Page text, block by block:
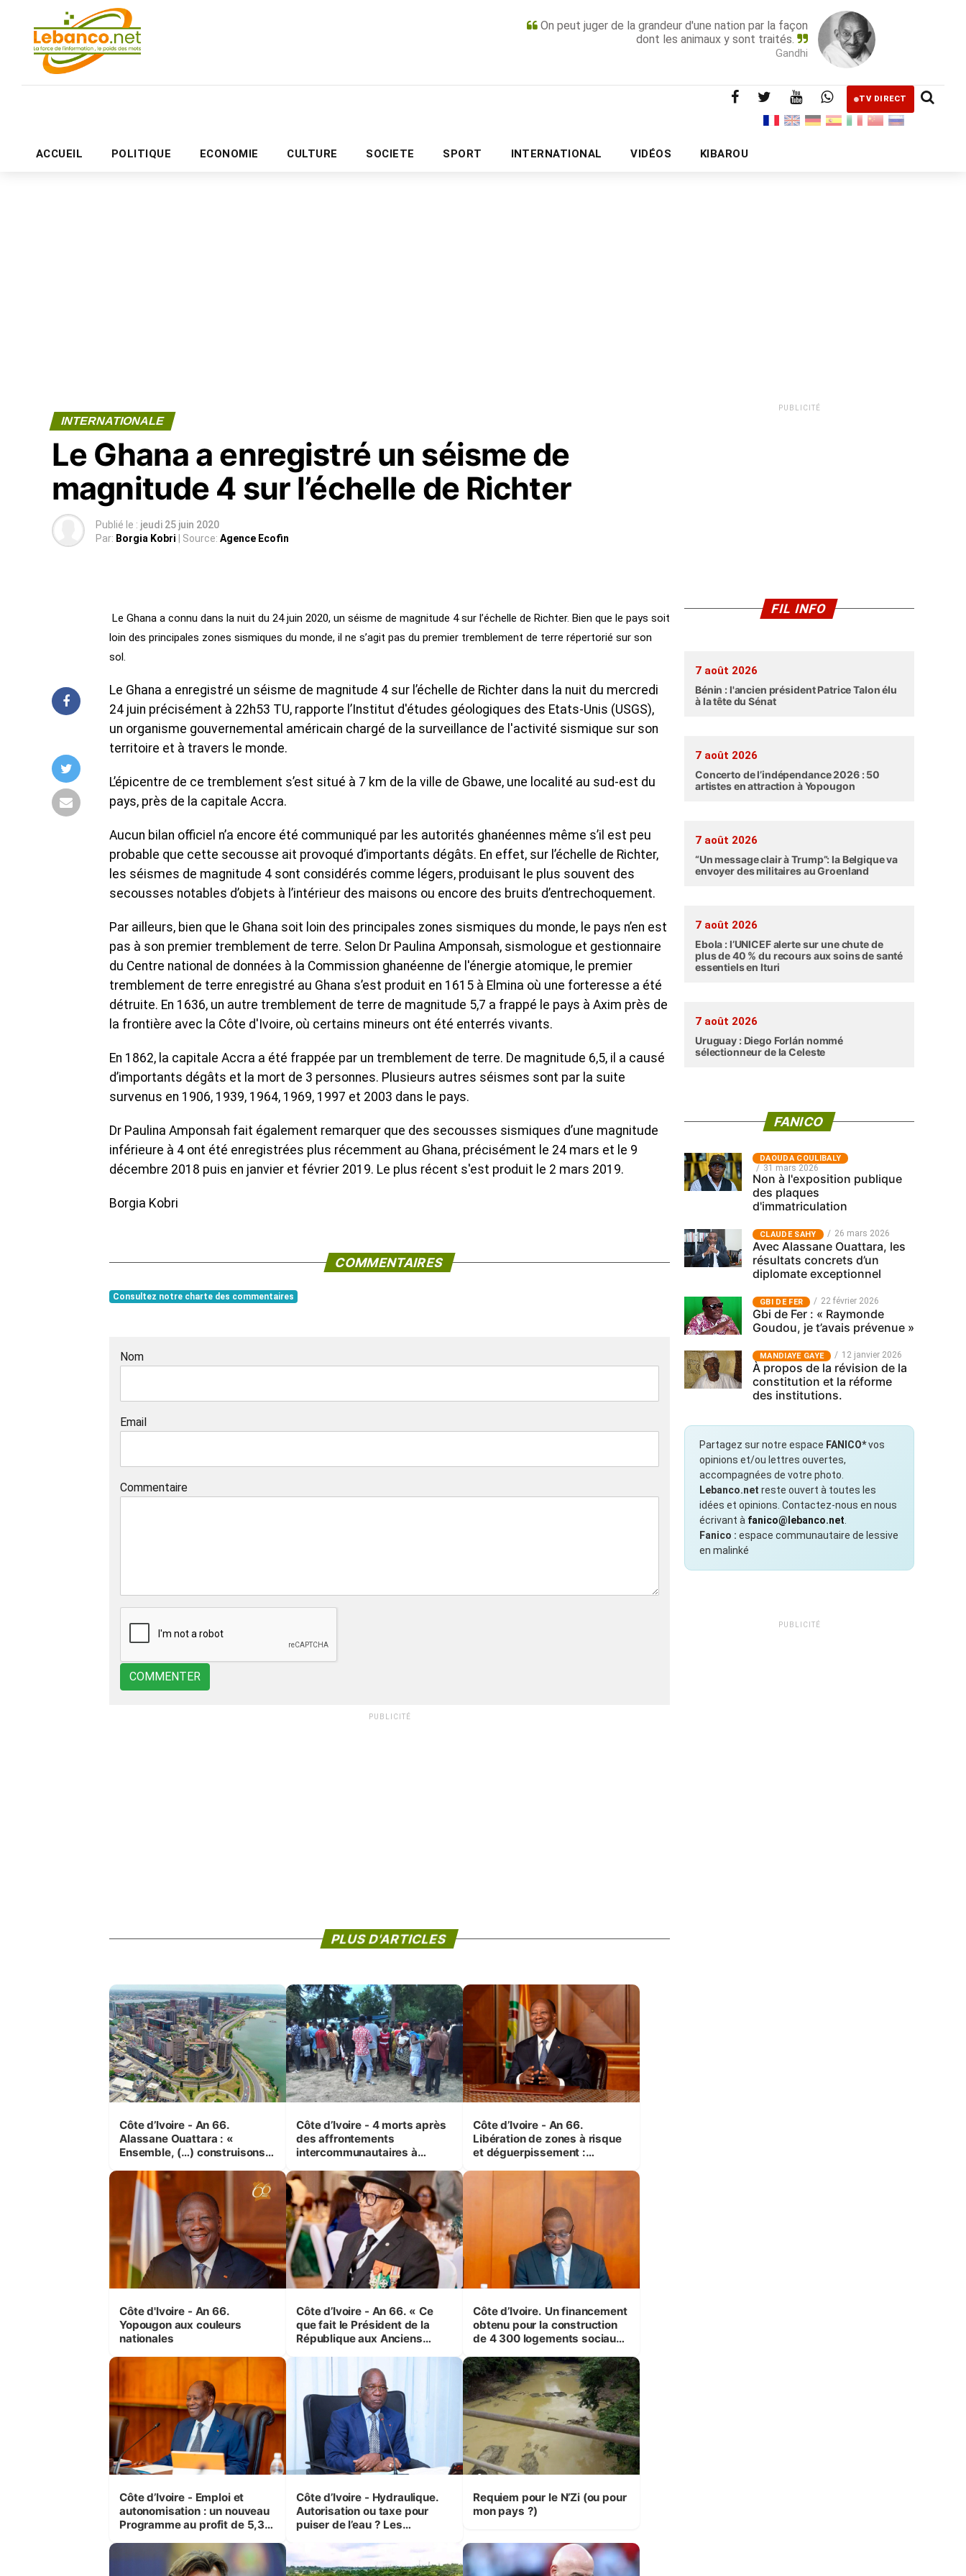
On peut juger de la grandeur d'une nation par la façon
dont les animaux y sont traités.
Gandhi
TV DIRECT
ACCUEIL POLITIQUE ECONOMIE CULTURE SOCIETE SPORT INTERNATIONAL VIDÉOS KIBAROU
PUBLICITÉ
INTERNATIONALE
Le Ghana a enregistré un séisme de
magnitude 4 sur l’échelle de Richter
Publié le : jeudi 25 juin 2020
Par: Borgia Kobri | Source: Agence Ecofin
Le Ghana a connu dans la nuit du 24 juin 2020, un séisme de magnitude 4 sur l’échelle de Richter. Bien que le pays soit
loin des principales zones sismiques du monde, il ne s’agit pas du premier tremblement de terre répertorié sur son
sol.
Le Ghana a enregistré un séisme de magnitude 4 sur l’échelle de Richter dans la nuit du mercredi
24 juin précisément à 22h53 TU, rapporte l’Institut d'études géologiques des Etats-Unis (USGS),
un organisme gouvernemental américain chargé de la surveillance de l'activité sismique sur son
territoire et à travers le monde.
L’épicentre de ce tremblement s’est situé à 7 km de la ville de Gbawe, une localité au sud-est du
pays, près de la capitale Accra.
Aucun bilan officiel n’a encore été communiqué par les autorités ghanéennes même s’il est peu
probable que cette secousse ait provoqué d’importants dégâts. En effet, sur l’échelle de Richter,
les séismes de magnitude 4 sont considérés comme légers, produisant le plus souvent des
secousses notables d’objets à l’intérieur des maisons ou encore des bruits d’entrechoquement.
Par ailleurs, bien que le Ghana soit loin des principales zones sismiques du monde, le pays n’en est
pas à son premier tremblement de terre. Selon Dr Paulina Amponsah, sismologue et gestionnaire
du Centre national de données à la Commission ghanéenne de l'énergie atomique, le premier
tremblement de terre enregistré au Ghana s’est produit en 1615 à Elmina où une forteresse a été
détruite. En 1636, un autre tremblement de terre de magnitude 5,7 a frappé le pays à Axim près de
la frontière avec la Côte d'Ivoire, où certains mineurs ont été enterrés vivants.
En 1862, la capitale Accra a été frappée par un tremblement de terre. De magnitude 6,5, il a causé
d’importants dégâts et la mort de 3 personnes. Plusieurs autres séismes sont par la suite
survenus en 1906, 1939, 1964, 1969, 1997 et 2003 dans le pays.
Dr Paulina Amponsah fait également remarquer que des secousses sismiques d’une magnitude
inférieure à 4 ont été enregistrées plus récemment au Ghana, précisément le 24 mars et le 9
décembre 2018 puis en janvier et février 2019. Le plus récent s'est produit le 2 mars 2019.
Borgia Kobri
COMMENTAIRES
Consultez notre charte des commentaires
Nom
Email
Commentaire
COMMENTER
PUBLICITÉ
PLUS D'ARTICLES
Côte d’Ivoire - An 66.
Alassane Ouattara : «
Ensemble, (…) construisons
mêmes et pour les
générations futures »
Côte d’Ivoire - 4 morts après
des affrontements
intercommunautaires à
correspondant au milieu des
sinistrés
Côte d’Ivoire - An 66.
Libération de zones à risque
et déguerpissement :
respect de l'Etat de droit pour
préserver les vies humaines
Côte d'Ivoire - An 66.
Yopougon aux couleurs
nationales
Côte d’Ivoire - An 66. « Ce
que fait le Président de la
République aux Anciens
(Cne Yassoungo Koné ®)
Côte d’Ivoire. Un financement
obtenu pour la construction
de 4 300 logements sociaux
Bouaké et Yamoussoukro
Côte d’Ivoire - Emploi et
autonomisation : un nouveau
Programme au profit de 5,3
Côte d’Ivoire - Hydraulique.
Autorisation ou taxe pour
puiser de l’eau ? Les
Requiem pour le N’Zi (ou pour
mon pays ?)
PUBLICITÉ
FIL INFO
7 août 2026
Bénin : l'ancien président Patrice Talon élu
à la tête du Sénat
7 août 2026
Concerto de l’indépendance 2026 : 50
artistes en attraction à Yopougon
7 août 2026
“Un message clair à Trump”: la Belgique va
envoyer des militaires au Groenland
7 août 2026
Ebola : l’UNICEF alerte sur une chute de
plus de 40 % du recours aux soins de santé
essentiels en Ituri
7 août 2026
Uruguay : Diego Forlán nommé
sélectionneur de la Celeste
FANICO
‎DAOUDA COULIBALY
31 mars 2026
Non à l'exposition publique
des plaques
d'immatriculation
CLAUDE SAHY 26 mars 2026
Avec Alassane Ouattara, les
résultats concrets d’un
diplomate exceptionnel
GBI DE FER 22 février 2026
Gbi de Fer : « Raymonde
Goudou, je t’avais prévenue »
MANDIAYE GAYE 12 janvier 2026
À propos de la révision de la
constitution et la réforme
des institutions.
Partagez sur notre espace FANICO*vos
opinions et/ou lettres ouvertes,
accompagnées de votre photo.
Lebanco.net reste ouvert à toutes les
idées et opinions. Contactez-nous en nous
écrivant à fanico@lebanco.net
Fanico : espace communautaire de lessive
en malinké
PUBLICITÉ